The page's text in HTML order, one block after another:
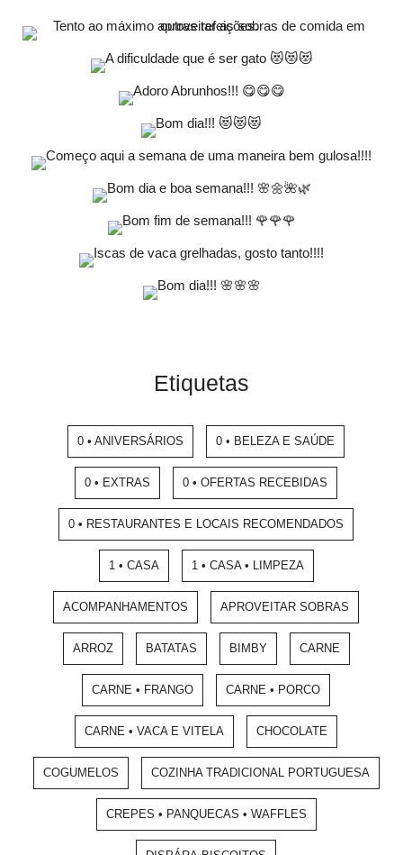
Etiquetas
0 • ANIVERSÁRIOS 0 • BELEZA E SAÚDE
0 • EXTRAS 0 • OFERTAS RECEBIDAS
0 • RESTAURANTES E LOCAIS RECOMENDADOS
1 • CASA 1 • CASA • LIMPEZA
ACOMPANHAMENTOS APROVEITAR SOBRAS
ARROZ BATATAS BIMBY CARNE
CARNE • FRANGO CARNE • PORCO
CARNE • VACA E VITELA CHOCOLATE
COGUMELOS COZINHA TRADICIONAL PORTUGUESA
CREPES • PANQUECAS • WAFFLES